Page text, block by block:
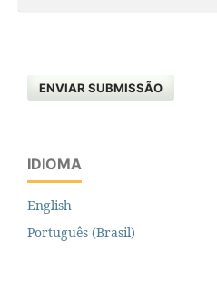
ENVIAR SUBMISSÃO
IDIOMA
English
Português (Brasil)